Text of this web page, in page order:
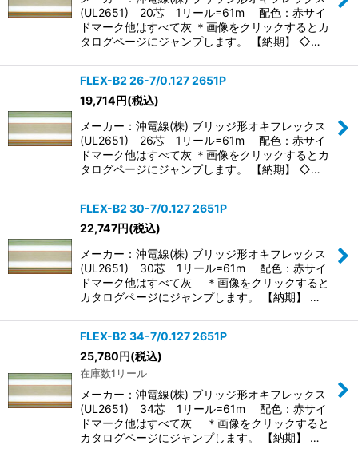
(UL2651) 20芯 1リール=61m 配色：赤サイ
ドマーク他はすべて灰 ＊画像をクリックするとカ
タログページにジャンプします。 【納期】 ◇…
FLEX-B2 26-7/0.127 2651P
19,714円(税込)
メーカー：沖電線(株) ブリッジ形オキフレックス
(UL2651) 26芯 1リール=61m 配色：赤サイ
ドマーク他はすべて灰 ＊画像をクリックするとカ
タログページにジャンプします。 【納期】 ◇…
FLEX-B2 30-7/0.127 2651P
22,747円(税込)
メーカー：沖電線(株) ブリッジ形オキフレックス
(UL2651) 30芯 1リール=61m 配色：赤サイ
ドマーク他はすべて灰 ＊画像をクリックすると
カタログページにジャンプします。 【納期】 …
FLEX-B2 34-7/0.127 2651P
25,780円(税込)
在庫数1リール
メーカー：沖電線(株) ブリッジ形オキフレックス
(UL2651) 34芯 1リール=61m 配色：赤サイ
ドマーク他はすべて灰 ＊画像をクリックすると
カタログページにジャンプします。 【納期】 …